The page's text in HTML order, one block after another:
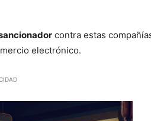
contra estas
electrónico.